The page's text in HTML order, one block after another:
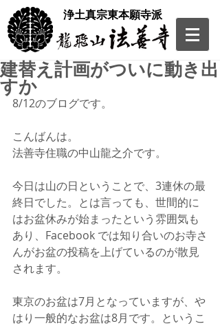
​浄土真宗東本願寺派
建替え計画がついに動き出
すか
8/12のブログです。
こんばんは。
法善寺住職の中山龍之介です。
今日は山の日ということで、3連休の最
終日でした。とは言っても、世間的に
はお盆休みが始まったという雰囲気も
あり、Facebook では知り合いのお寺さ
んがお盆の投稿を上げているのが散見
されます。
東京のお盆は7月となっていますが、や
はり一般的なお盆は8月です。というこ